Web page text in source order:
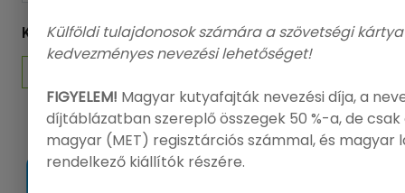
KÖVESSEN MINKET
Külföldi tulajdonosok számára a szövetségi
kedvezményes nevezési lehetőséget!
FIGYELEM! Magyar kutyafajták nevezési díja, a
díjtáblázatban szereplő összegek 50 %-a, de csak
magyar (MET) regisztárciós számmal, és magyar
rendelkező kiállítók részére.